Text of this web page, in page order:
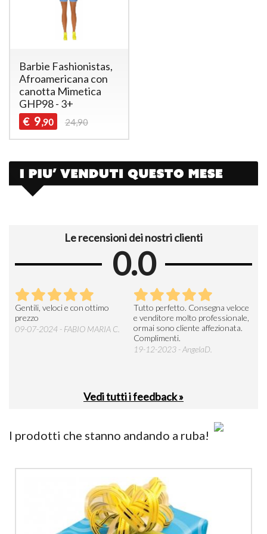
Barbie Fashionistas,
Afroamericana con
canotta Mimetica
GHP98 - 3+
€ 9,90 24,90
Le recensioni dei nostri clienti
0.0
Gentili, veloci e con ottimo
prezzo
09-07-2024 - FABIO MARIA C.
Tutto perfetto. Consegna veloce
e venditore molto professionale,
ormai sono cliente affezionata.
Complimenti.
19-12-2023 - AngelaD.
Vedi tutti i feedback »
I prodotti che stanno andando a ruba!